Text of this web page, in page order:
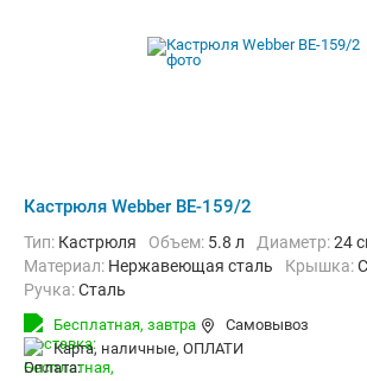
Кастрюля Webber BE-159/2
Тип: Кастрюля Объем: 5.8 л Диаметр:24
материал: Нержавеющая сталь крышка:
ручка:Сталь
Бесплатная, завтра
Самовывоз
карта, наличные, ОПЛАТИ